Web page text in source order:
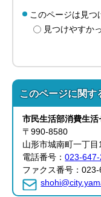
このページは見つ
見つけやすか
このページに関す
市民生活部消費生活
〒990-8580
山形市城南町一丁
電話番号：023-647-
ファクス番号：